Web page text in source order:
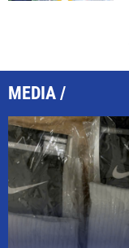
MEDIA